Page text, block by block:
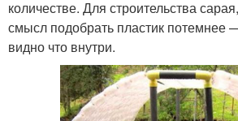
количестве. Для строительства
смысл подобрать пластик потемнее
видно что внутри.